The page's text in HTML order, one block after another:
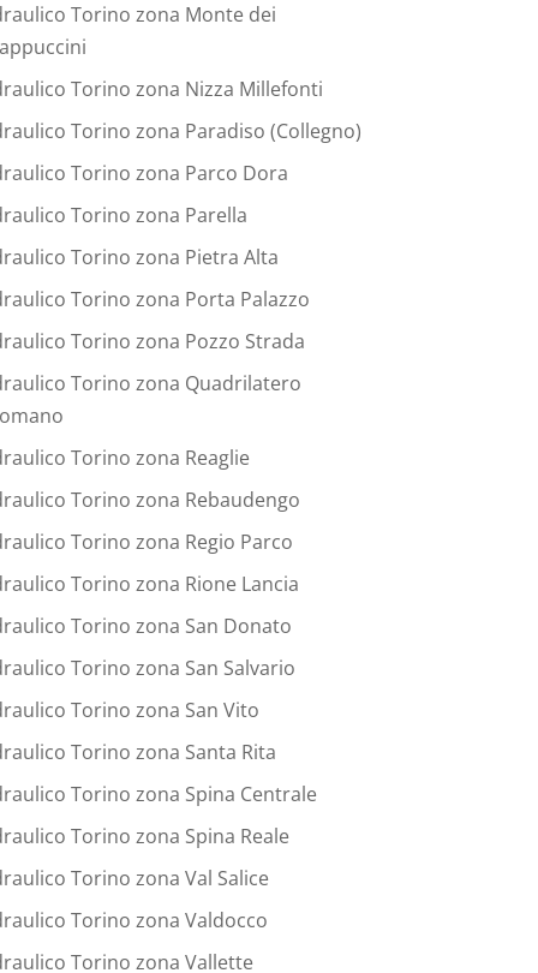
Torino zona Monte dei
Torino zona Nizza Millefonti
Torino zona Paradiso (Collegno)
Torino zona Parco Dora
Torino zona Parella
Torino zona Pietra Alta
Torino zona Porta Palazzo
Torino zona Pozzo Strada
Torino zona Quadrilatero
Torino zona Reaglie
Torino zona Rebaudengo
Torino zona Regio Parco
Torino zona Rione Lancia
Torino zona San Donato
Torino zona San Salvario
Torino zona San Vito
Torino zona Santa Rita
Torino zona Spina Centrale
Torino zona Spina Reale
Torino zona Val Salice
Torino zona Valdocco
Torino zona Vallette